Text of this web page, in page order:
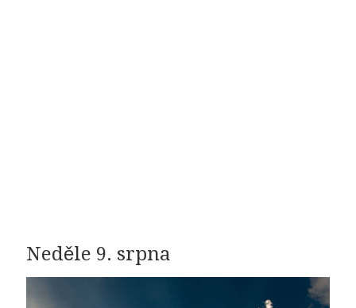
Neděle 9. srpna